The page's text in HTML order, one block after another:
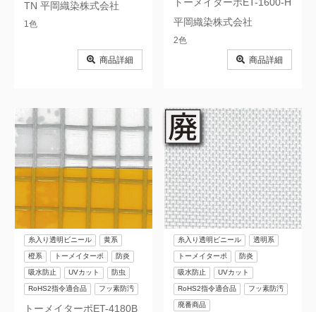
TN 平岡織染株式会社
1色
商品詳細
平岡織染株式会社
2色
商品詳細
トーメイターポET-4180B
糸入り透明ビニール 黄系
橙系 トーメイターポ 防炎
吸水防止 UVカット 防虫
RoHS2指令適合品 フッ素防汚
糸入り透明ビニール 透明系
トーメイターポ 防炎
吸水防止 UVカット
RoHS2指令適合品 フッ素防汚
廃番商品